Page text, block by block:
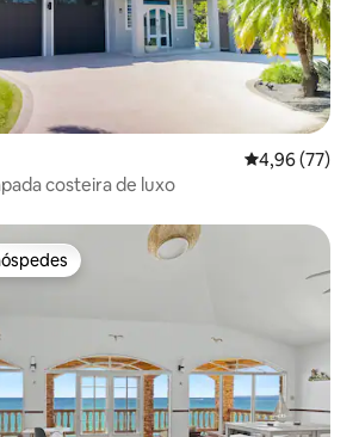
4,96 de uma
4,96 (77)
costeira de luxo
preferidos dos hóspedes